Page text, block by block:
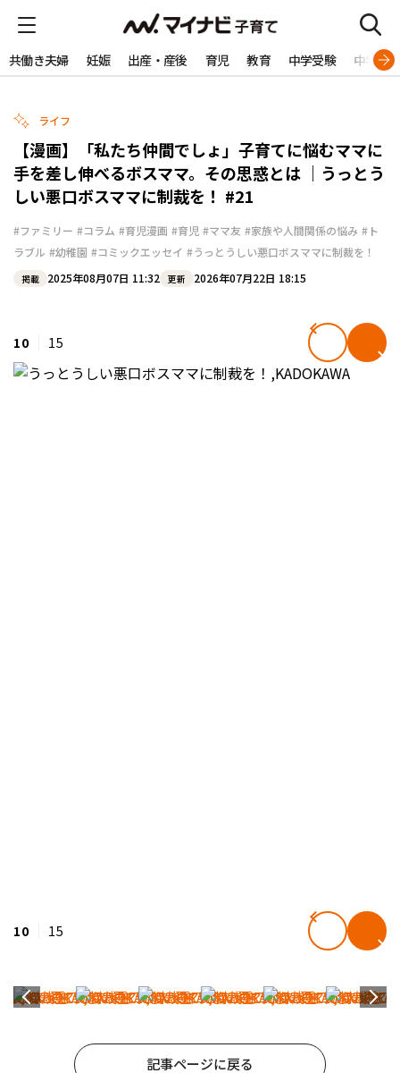
共働き夫婦 妊娠 出産・産後 育児 教育 中学受験 中学生
ライフ
【漫画】「私たち仲間でしょ」子育てに悩むママに
手を差し伸べるボスママ。その思惑とは ｜うっとう
しい悪口ボスママに制裁を！ #21
#ファミリー #コラム #育児漫画 #育児 #ママ友 #家族や人間関係の悩み #ト
ラブル #幼稚園 #コミックエッセイ #うっとうしい悪口ボスママに制裁を！
掲載 2025年08月07日 11:32 更新 2026年07月22日 18:15
10 15
10 15
記事ページに戻る